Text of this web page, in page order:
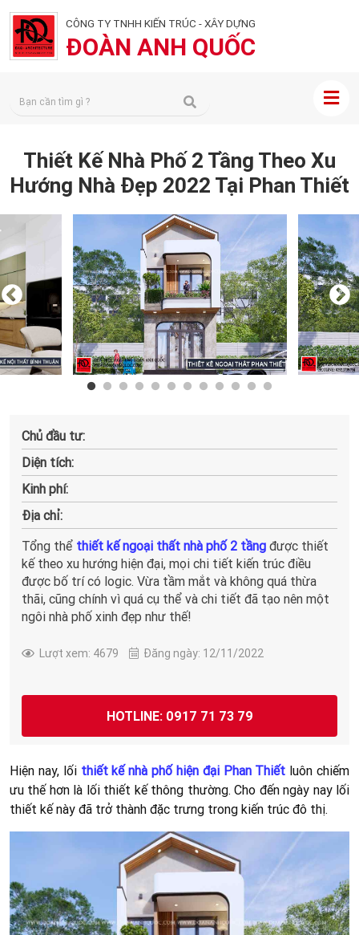
CÔNG TY TNHH KIẾN TRÚC - XÂY DỰNG
ĐOÀN ANH QUỐC
Thiết Kế Nhà Phố 2 Tầng Theo Xu
Hướng Nhà Đẹp 2022 Tại Phan Thiết
Chủ đầu tư:
Diện tích:
Kinh phí:
Địa chỉ:
Tổng thể thiết kế ngoại thất nhà phố 2 tầng được thiết
kế theo xu hướng hiện đại, mọi chi tiết kiến trúc điều
được bố trí có logic. Vừa tầm mắt và không quá thừa
thãi, cũng chính vì quá cụ thể và chi tiết đã tạo nên một
ngôi nhà phố xinh đẹp như thế!
Lượt xem: 4679 Đăng ngày: 12/11/2022
HOTLINE: 0917 71 73 79
Hiện nay, lối thiết kế nhà phố hiện đại Phan Thiết luôn chiếm
ưu thế hơn là lối thiết kế thông thường. Cho đến ngày nay lối
thiết kế này đã trở thành đặc trưng trong kiến trúc đô thị.